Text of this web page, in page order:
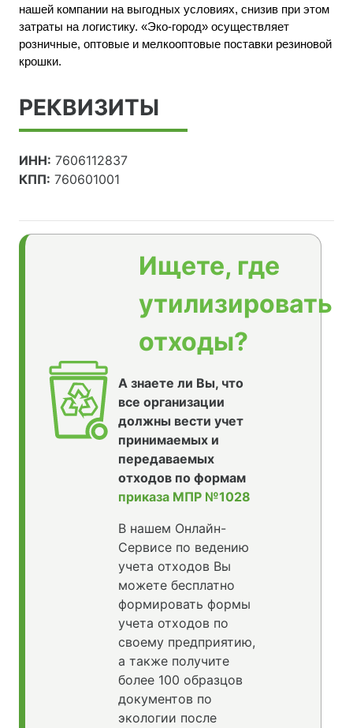
нашей компании на выгодных условиях, снизив при этом
затраты на логистику. «Эко-город» осуществляет
розничные, оптовые и мелкооптовые поставки резиновой
крошки.
РЕКВИЗИТЫ
ИНН: 7606112837
КПП: 760601001
Ищете, где
утилизировать
отходы?
А знаете ли Вы, что
все организации
должны вести учет
принимаемых и
передаваемых
отходов по формам
приказа МПР №1028
В нашем Онлайн-
Сервисе по ведению
учета отходов Вы
можете бесплатно
формировать формы
учета отходов по
своему предприятию,
а также получите
более 100 образцов
документов по
экологии после